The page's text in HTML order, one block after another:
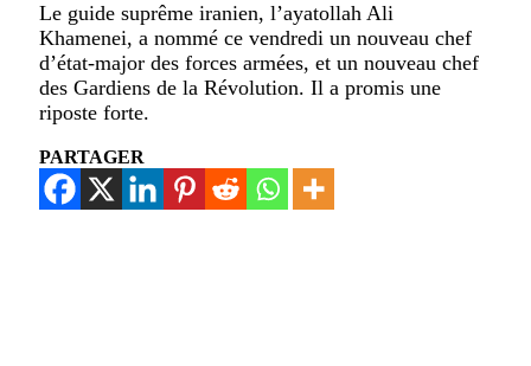
Le guide suprême iranien, l’ayatollah Ali
Khamenei, a nommé ce vendredi un nouveau chef
d’état-major des forces armées, et un nouveau chef
des Gardiens de la Révolution. Il a promis une
riposte forte.
PARTAGER